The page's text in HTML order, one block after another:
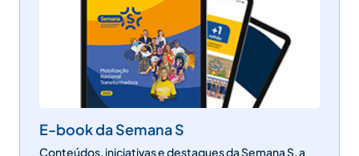
E-book da Semana S
Conteúdos, iniciativas e destaques da Semana S, a